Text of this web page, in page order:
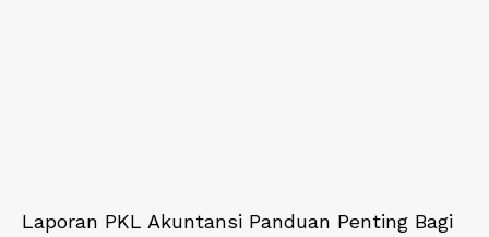
Laporan PKL Akuntansi Panduan Penting Bagi